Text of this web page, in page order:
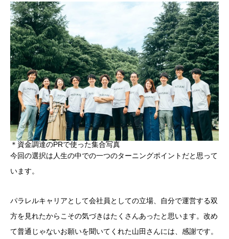
＊資金調達のPRで使った集合写真
今回の選択は人生の中での一つのターニングポイントだと思って
います。
パラレルキャリアとして会社員としての立場、自分で運営する双
方を見れたからこその気づきはたくさんあったと思います。改め
て普通じゃないお願いを聞いてくれた山田さんには、感謝です。